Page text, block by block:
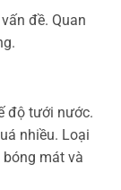
đề. Quan
độ tưới nước.
nhiều. Loại
bóng mát và